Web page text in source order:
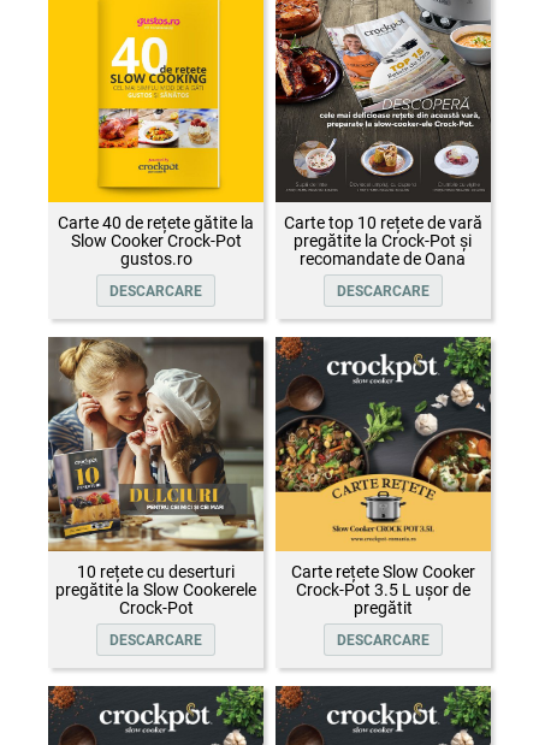
Carte 40 de rețete gătite la
Slow Cooker Crock-Pot
gustos.ro
DESCARCARE
Carte top 10 rețete de vară
pregătite la Crock-Pot și
recomandate de Oana
Țepelin
DESCARCARE
10 rețete cu deserturi
pregătite la Slow Cookerele
Crock-Pot
DESCARCARE
Carte rețete Slow Cooker
Crock-Pot 3.5 L ușor de
pregătit
DESCARCARE